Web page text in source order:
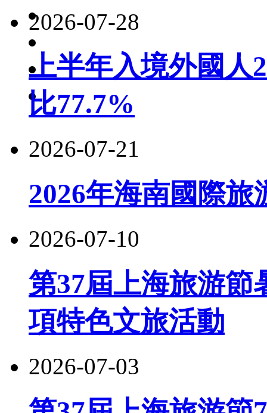
2026-07-28
上半年入境外國人
比77.7%
2026-07-21
2026年海南國際
2026-07-10
第37屆上海旅游節
項特色文旅活動
2026-07-03